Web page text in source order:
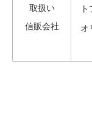
取扱い
信販会社
オ